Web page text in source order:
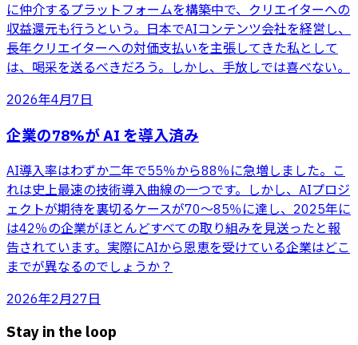
に仲介するプラットフォームを構築中で、クリエイターへの
収益還元も行うという。日本でAIコンテンツ会社を経営し、
長年クリエイターへの対価支払いを主張してきた私として
は、喝采を送るべきだろう。しかし、手放しでは喜べない。
2026年4月7日
企業の78%が AI を導入済み
AI導入率はわずか二年で55％から88％に急増しました。こ
れは史上最速の技術導入曲線の一つです。しかし、AIプロジ
ェクトが期待を裏切るケースが70〜85％に達し、2025年に
は42％の企業がほとんどすべての取り組みを見送ったと報
告されています。実際にAIから恩恵を受けている企業はどこ
までが異なるのでしょうか？
2026年2月27日
Stay in the loop